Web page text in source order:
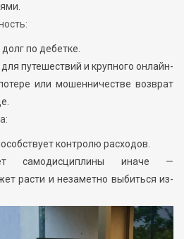
по дебетке.
путешествий и крупного онлайн-
или мошенничестве возврат
контролю расходов.
самодисциплины иначе —
расти и незаметно выбиться из-